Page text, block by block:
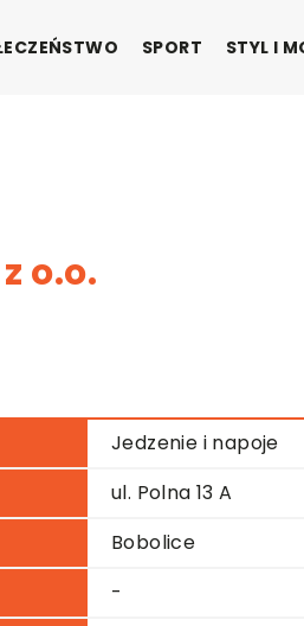
SPORT STYL I
o.o.
Jedzenie i napoje
ul. Polna 13 A
Bobolice
-